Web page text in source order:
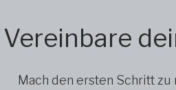
Vereinbare
Mach den ersten Schritt